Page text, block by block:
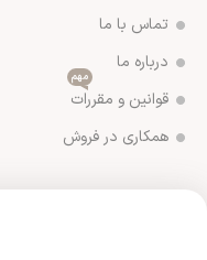
تماس با ما
درباره ما
قوانین و مقررات
مهم
همکاری در فروش